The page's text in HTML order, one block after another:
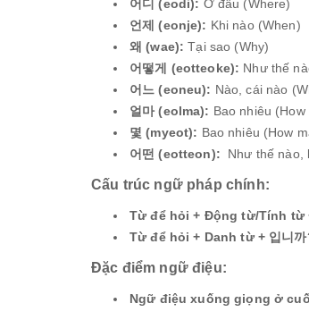
어디 (eodi): Ở đâu (Where)
언제 (eonje): Khi nào (When)
왜 (wae): Tại sao (Why)
어떻게 (eotteoke): Như thế
어느 (eoneu): Nào, cái nào
얼마 (eolma): Bao nhiêu
몇 (myeot): Bao nhiêu (How
어떤 (eotteon): Như thế nào,
Cấu trúc ngữ pháp chính:
Từ để hỏi + Động từ/Tính từ
Từ để hỏi + Danh từ + 입니까
Đặc điểm ngữ điệu:
Ngữ điệu xuống giọng ở